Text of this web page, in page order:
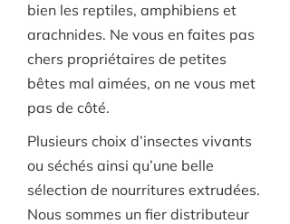
bien les reptiles, amphibiens et
arachnides. Ne vous en faites pas
chers propriétaires de petites
bêtes mal aimées, on ne vous met
pas de côté.
Plusieurs choix d’insectes vivants
ou séchés ainsi qu’une belle
sélection de nourritures extrudées.
Nous sommes un fier distributeur